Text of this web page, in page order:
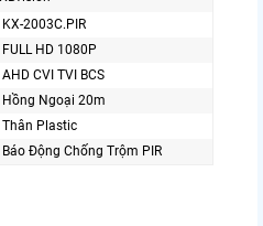
KX-2003C.PIR
FULL HD 1080P
AHD CVI TVI BCS
Hồng Ngoại 20m
Thân Plastic
Báo Động Chống Trộm PIR